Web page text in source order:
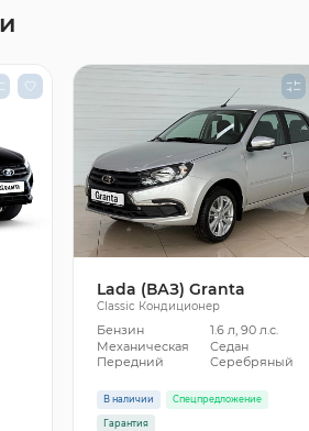
Lada (ВАЗ) Granta
Classic Кондиционер
Бензин
1.6 л, 90 л.с.
Механическая
Седан
Передний
Серебряный
В наличии Спецпредложение
Гарантия